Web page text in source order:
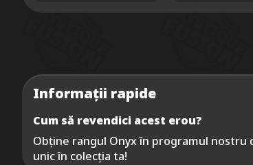
Informații rapide
Cum să revendici acest erou?
Obține rangul Onyx în programul nostru
unic în colecția ta!